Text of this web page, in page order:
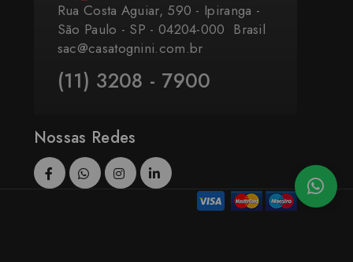
Rua Costa Aguiar, 590 - Ipiranga -
São Paulo - SP - 04204-000 ​ Brasil
sac@casatognini.com.br
(11) 3208 - 7900
Nossas Redes